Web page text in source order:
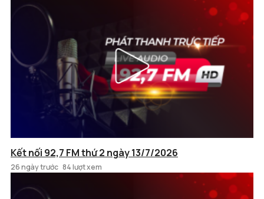
Kết nối 92,7 FM thứ 2 ngày 13/7/2026
26 ngày trước 84 lượt xem